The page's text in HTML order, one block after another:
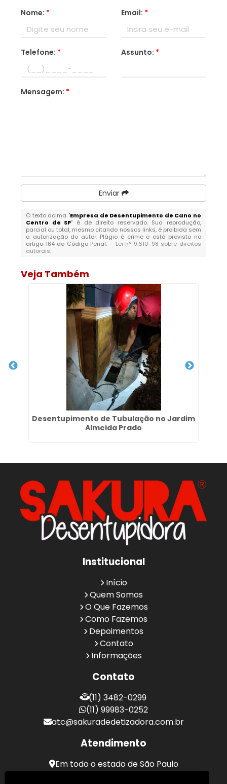
Nome: * Email: *
Telefone: * Assunto: *
Mensagem: *
Enviar
O texto acima "Empresa de Desentupimento de Cano no
Centro de SP" é de direito reservado. Sua reprodução,
parcial ou total, mesmo citando nossos links, é proibida sem
a autorização do autor. Plágio é crime e está previsto no
artigo 184 do Código Penal. – Lei n° 9.610-98 sobre direitos
autorais.
Veja Também
Desentupimento de Tubulação no Jardim
Almeida Prado
Institucional
Início
Quem Somos
O Que Fazemos
Como Fazemos
Depoimentos
Contato
Informações
Contato
(11) 3482-0299
(11) 99983-0252
atc@sakuradedetizadora.com.br
Atendimento
Em todo o estado de São Paulo